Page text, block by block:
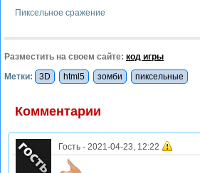
Пиксельное сражение
Разместить на своем сайте: код игры
Метки:
3D html5 зомби пиксельные
Комментарии
Гость - 2021-04-23, 12:22